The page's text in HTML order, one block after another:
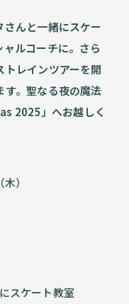
んと一緒にスケー
ルコーチに。さら
レインツアーを開
。聖なる夜の魔法
2025」へお越しく
）
スケート教室